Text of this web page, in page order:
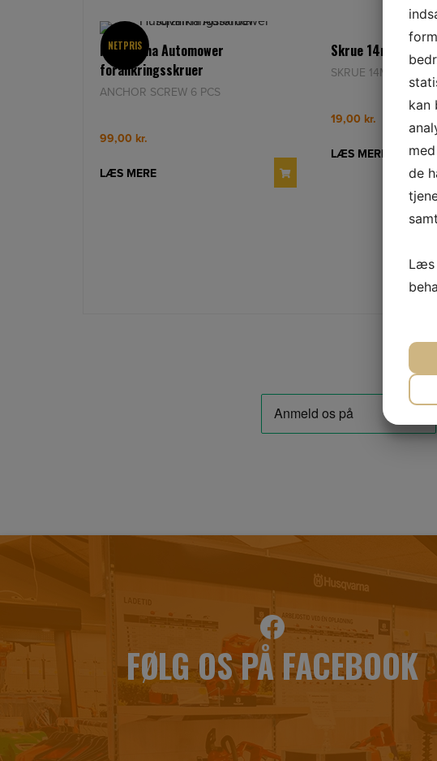
NETPRIS
Husqvarna Automower
forankringsskruer
ANCHOR SCREW 6 PCS
99,00 kr.
LÆS MERE
Skrue 14mm
SKRUE 14MM
19,00 kr.
LÆS MERE
FØLG OS PÅ FACEBOOK
kan
de
Læs